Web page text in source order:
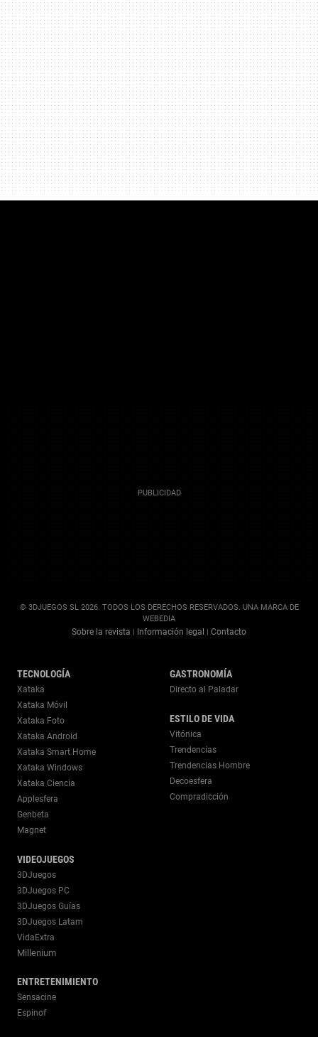
© 3DJUEGOS SL 2026. TODOS LOS DERECHOS RESERVADOS. UNA MARCA DE
WEBEDIA
Sobre la revista | Información legal | Contacto
TECNOLOGÍA
Xataka
Xataka Móvil
Xataka Foto
Xataka Android
Xataka Smart Home
Xataka Windows
Xataka Ciencia
Applesfera
Genbeta
Magnet
VIDEOJUEGOS
3DJuegos
3DJuegos PC
3DJuegos Guías
3DJuegos Latam
VidaExtra
Millenium
ENTRETENIMIENTO
Sensacine
Espinof
GASTRONOMÍA
Directo al Paladar
ESTILO DE VIDA
Vitónica
Trendencias
Trendencias Hombre
Decoesfera
Compradicción